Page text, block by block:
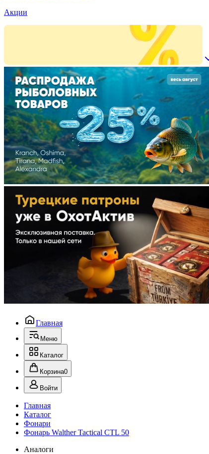
Акции
Главная
Меню
Каталог
Корзина0
Войти
Главная
Каталог
Фонари
Фонарь Walther Tactical CTL 50
Аналоги